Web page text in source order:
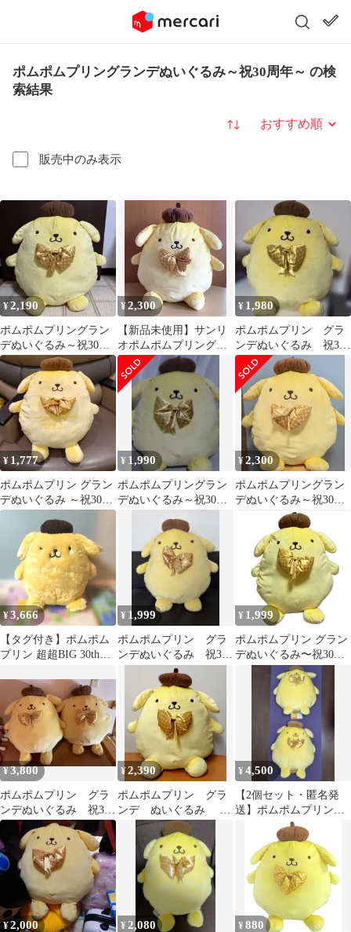
ポムポムプリングランデぬいぐるみ～祝30周年～ の検
索結果
販売中のみ表示
並び替え
¥2,190
ポムポムプリングラン
デぬいぐるみ～祝30周
年～
¥2,300
【新品未使用】サンリ
オポムポムプリングラ
ンデぬいぐるみ〜祝30
周年～
¥ 1,980
ポムポムプリン グラ
ンデぬいぐるみ 祝30
周年
¥ 1,777
ポムポムプリン グラン
デぬいぐるみ ～祝30周
年～(匿名配送)
¥ 1,990
ポムポムプリングラン
デぬいぐるみ～祝30周
¥2,300
ポムポムプリングラン
デぬいぐるみ～祝30周
¥3,666
【タグ付き】ポムポム
プリン 超超BIG 30thア
るみ
¥ 1,999
ポムポムプリン グラ
ンデぬいぐるみ 祝30
周年 ✨美品✨ タグ
¥ 1,999
ポムポムプリン グラン
デぬいぐるみ〜祝30周
¥3,800
ポムポムプリン グラ
ンデぬいぐるみ 祝30
周年 2個セット
¥2,390
ポムポムプリン グラ
ンデ ぬいぐるみ ～
祝30周年～
¥4,500
【2個セット・匿名発
送】ポムポムプリン
グランデぬいぐるみ
祝30周年
¥2,000 ¥ 2,080 ¥880